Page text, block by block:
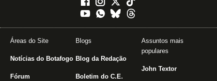
Áreas do Site
Notícias do Botafogo
Fórum
Blogs
Blog da Redação
Boletim do C.E.
Assuntos mais
populares
John Textor